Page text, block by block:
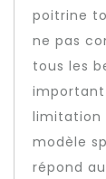
poitrine
ne pas
tous les
limitation
modèle
répond